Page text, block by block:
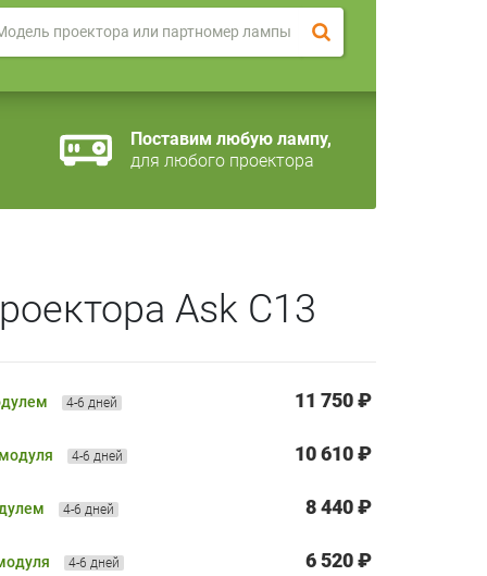
Поставим любую лампу,
для любого проектора
Ask C13
4-6 дней 11 750 ₽
4-6 дней 10 610 ₽
4-6 дней 8 440 ₽
4-6 дней 6 520 ₽